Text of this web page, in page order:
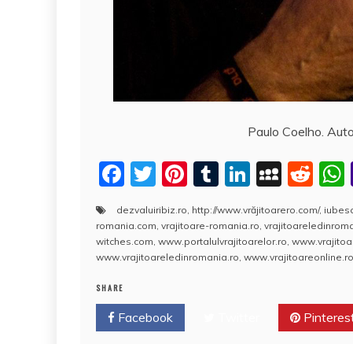
Paulo Coelho.
F
c
e
o
o
T
w
itt
er
Pi
nt
er
e
T
m
bl
Li
n
k
e
M
S
p
c
e
R
e
d
di
dezvaluiribiz.ro, http://www.vrăjitoarero.com/,
romania.com, vrajitoare-romania.ro,
witches.com, www.portalulvrajitoarelor.ro,
www.vrajitoareledinromania.ro,
SHARE
Facebook